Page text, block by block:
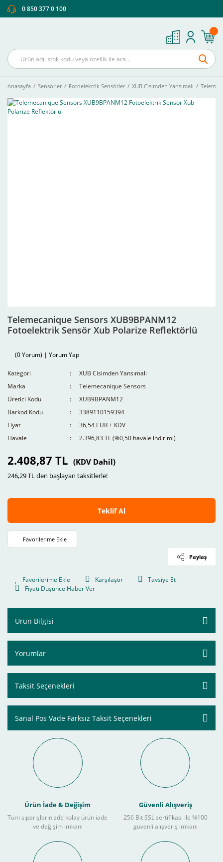
0 850 377 0 100
Anasayfa Sensörler Fotoelektrik Sensörler XUB Cisimden Yansımalı
Telemecanique Sensors XUB9BPANM12
Fotoelektrik Sensör Xub Polarize Reflektörlü
(0 Yorum) | Yorum Yap
Kategori
XUB Cisimden Yansımalı
Marka
Telemecanique Sensors
Üretici Kodu
XUB9BPANM12
Barkod Kodu
3389110159394
Fiyat
36,54 EUR + KDV
Havale
2.396,83 TL (%0,50 havale indirimi)
2.408,87 TL (KDV Dahil)
246,29 TL den başlayan taksitlerle!
Teklif Al
Paylaş
Karşılaştır
Tavsiye Et
Fiyatı Düşünce Haber Ver
Ürün Bilgisi
Yorumlar
Taksit Seçenekleri
Sanal Pos Vade Farksız Taksit Seçenekleri
Ürün İade & Değişim
Tüm siparişlerinizde kolay ürün iade
ve değişim imkanı
Güvenli Alışveriş
256 Bit SSL sertifikası ile %100
güvenli alışveriş imkanı